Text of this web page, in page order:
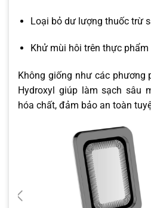
Loại bỏ dư lượng thuốc trừ
Khử mùi hôi trên thực phẩm
Không giống như các phương
Hydroxyl giúp làm sạch sâu
hóa chất, đảm bảo an toàn